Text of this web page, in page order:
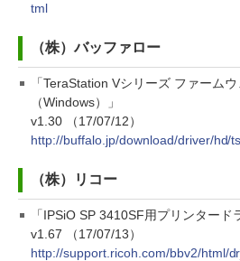
tml
（株）バッファロー
「TeraStation Vシリーズ ファーム
（Windows）」
v1.30 （17/07/12）
http://buffalo.jp/download/driver/hd/
（株）リコー
「IPSiO SP 3410SF用プリンタード
v1.67 （17/07/13）
http://support.ricoh.com/bbv2/html/